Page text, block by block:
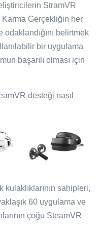
StramVR
Karma Gerçekliğin her
belirtmek
bir uygulama
başarılı olması için
desteği nasıl
sahipleri,
60 uygulama ve
çoğu SteamVR